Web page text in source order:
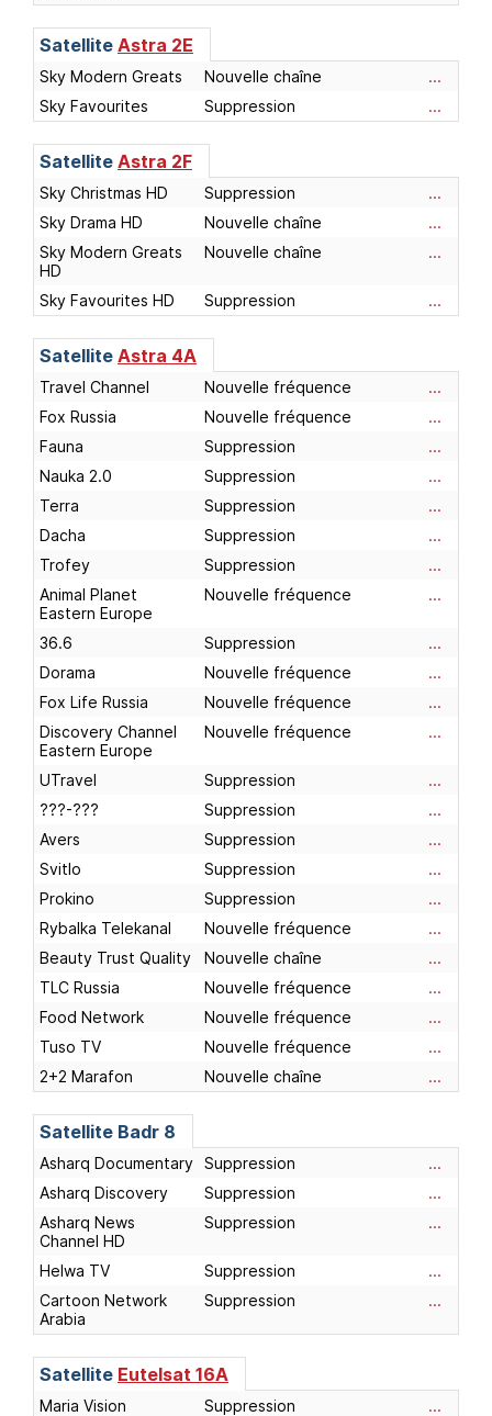
Satellite Astra 2E
Sky Modern Greats Nouvelle chaîne
...
Sky Favourites
Suppression ...
Satellite Astra 2F
Sky Christmas HD Suppression
...
Sky Drama HD
Nouvelle chaîne
...
Sky Modern Greats
HD
Nouvelle chaîne ...
Sky Favourites HD Suppression ...
Satellite Astra 4A
Travel Channel Nouvelle fréquence
...
Fox Russia
Nouvelle fréquence
...
Fauna
Suppression
...
Nauka 2.0
Suppression
...
Terra
Suppression
...
Dacha
Suppression
...
Trofey
Suppression
...
Animal Planet
Eastern Europe
Nouvelle fréquence ...
36.6 Suppression
...
Dorama
Nouvelle fréquence
...
Fox Life Russia
Nouvelle fréquence
...
Discovery Channel
Eastern Europe
Nouvelle fréquence ...
UTravel Suppression
...
???-???
Suppression
...
Avers
Suppression
...
Svitlo
Suppression
...
Prokino
Suppression
...
Rybalka Telekanal
Nouvelle fréquence
...
Beauty Trust Quality
Nouvelle chaîne
...
TLC Russia
Nouvelle fréquence
...
Food Network
Nouvelle fréquence
...
Tuso TV
Nouvelle fréquence
...
2+2 Marafon
Nouvelle chaîne ...
Satellite Badr 8
Asharq Documentary Suppression
...
Asharq Discovery
Suppression
...
Asharq News
Channel HD
Suppression ...
Helwa TV Suppression
...
Cartoon Network
Arabia
Suppression ...
Satellite Eutelsat 16A
Maria Vision Suppression ...